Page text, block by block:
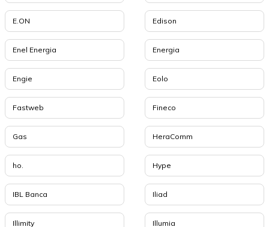
E.ON Edison
Enel Energia Energia
Engie Eolo
Fastweb Fineco
Gas HeraComm
ho. Hype
IBL Banca Iliad
Illimity Illumia